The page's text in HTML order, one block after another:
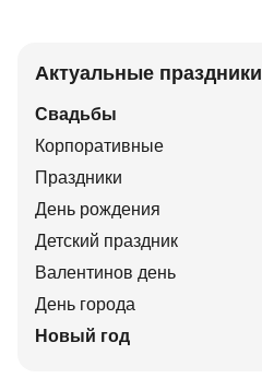
Актуальные праздники
Свадьбы
Корпоративные
Праздники
День рождения
Детский праздник
Валентинов день
День города
Новый год